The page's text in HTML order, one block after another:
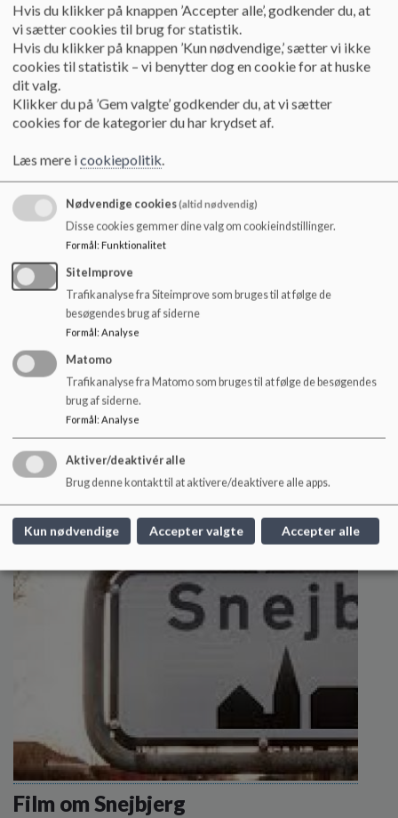
skoleåret 2026-2027
Indskrivning til 0. klasse i skoleåret 2026-2027
Læs mere
Herning Kommunes Børn- og
Ungepolitik
Læs mere
Film om Snejbjerg
Hvis du klikker på knappen ’Accepter alle’, godkender du, at
vi sætter cookies til brug for statistik.
Hvis du klikker på knappen ’Kun nødvendige,’ sætter vi ikke
cookies til statistik – vi benytter dog en cookie for at huske
dit valg.
Klikker du på ’Gem valgte’ godkender du, at vi sætter
cookies for de kategorier du har krydset af.
Læs mere icookiepolitik.
Nødvendige cookies(altid nødvendig)
Disse cookies gemmer dine valg om cookieindstillinger.
Formål: Funktionalitet
SiteImprove
Trafikanalyse fra Siteimprove som bruges til at følge de
besøgendes brug af siderne
Formål: Analyse
Matomo
Trafikanalyse fra Matomo som bruges til at følge de besøgendes
brug af siderne.
Formål: Analyse
Aktiver/deaktivér alle
Brug denne kontakt til at aktivere/deaktivere alle apps.
Kun nødvendige Accepter valgte Accepter alle